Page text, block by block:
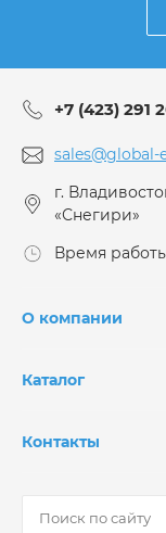
+7 (423) 291
sales@global-
г.
«Снегири»
Время
О компании
Каталог
Контакты